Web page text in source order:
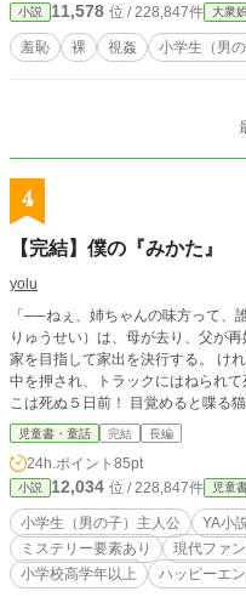
小説 11,578 位 / 228,847件 大衆
羞恥 裸 視姦 小学生（男
4
【完結】僕の『みかた』
yolu
「──ねぇ、姉ちゃんの味方って、誰がいる？」 小学６年生
りゅうせい）は、母が去り、父が
家を目指して家出を決行する。 け
中を押され、トラックにはねられ
こは死ぬ５日前！ 目覚めると喋る
が死ななきゃ、あたしが消える』
った。 犯人は、親友の仁くんか、幼馴染のタイセーか、……それとも家族の誰
かなのか。 残された５日間で真犯
か！？ そして命がけのやり直しの
─？ 家族のカタチと"味方"という言葉の意味を問い直す、５日間のタイムリー
プ・ミステリー
児童書・童話 完結 長編
24h.ポイント 85pt
小説 12,034 位 / 228,847件 児童
小学生（男の子）主人公 YA小
ミステリー要素あり
現代ファ
小学校高学年以上
ハッピーエ